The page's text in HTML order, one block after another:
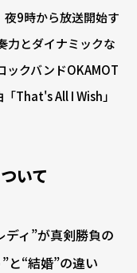
9時から放送開始す
力とダイナミックな
ックバンドOKAMOT
That's All I Wish」
いて
ィ”が真剣勝負の
と“結婚”の違い